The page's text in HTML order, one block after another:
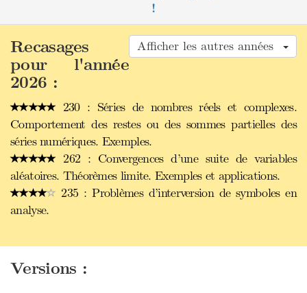
!
Afficher les autres années
Recasages
pour l'année
2026 :
230 : Séries de nombres réels et complexes.
Comportement des restes ou des sommes partielles des
séries numériques. Exemples.
262 : Convergences d’une suite de variables
aléatoires. Théorèmes limite. Exemples et applications.
235 : Problèmes d’interversion de symboles en
analyse.
Versions :